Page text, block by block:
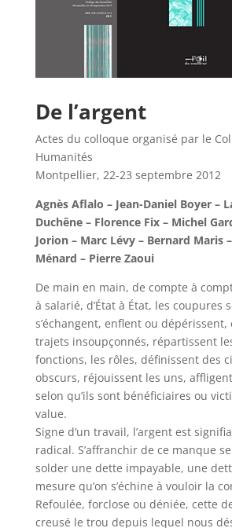
De l’argent
Actes du colloque organisé par le
Humanités
Montpellier, 22-23 septembre 2012
Agnès Aflalo – Jean-Daniel Boyer –
Duchêne – Florence Fix – Michel
Jorion – Marc Lévy – Bernard Maris
Ménard – Pierre Zaoui
De main en main, de compte à
à salarié, d’État à État, les coupures
s’échangent, enflent ou
trajets insoupçonnés, répartissent
fonctions, les rôles, définissent des
obscurs, réjouissent les uns,
selon qu’ils sont bénéficiaires ou
value.
Signe d’un travail, l’argent est
radical. S’affranchir de ce manque
solder une dette impayable, une
mesure qu’on s’échine à vouloir la
Refoulée, forclose ou déniée, cette
creusé le trou depuis lequel nous